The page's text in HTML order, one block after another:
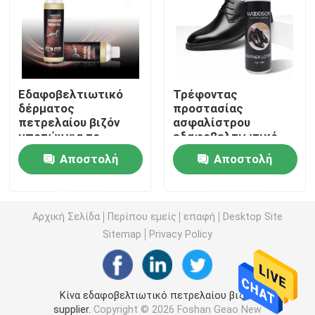
Καθαρίζοντας εξάρτηση δέρματος
Εξάρτηση προσοχής παπουτσιών δέρματος
τρέφοντας κρέμα δέρματος
Καθαρίζοντας κρέμα παπουτσιών
Ψεκασμός στίλβωση κεριών αυτοκινήτων
Εξάρτηση προσοχής πάνινων παπουτσιών
Εξάρτηση προστασίας προσοχής επίπλων
Εδαφοβελτιωτικό
δέρματος
πετρελαίου βιζόν
μποτών για το
φυτικό μαυρισμένο
δέρμα Αποστολή
Τρέφοντας
προστασίας
ασφαλίστρου
εδαφοβελτιωτικό
λοσιόν κρέμας
δέρματος τρέφοντας
για το παπούτσι
Αποστολή
Αρχική Σελίδα Περίπου εμείς επαφή
Desktop Site
Sitemap
Privacy Policy
Κίνα εδαφοβελτιωτικό πετρελαίου βιζόν
supplier. Copyright © 2026 Foshan Geao New